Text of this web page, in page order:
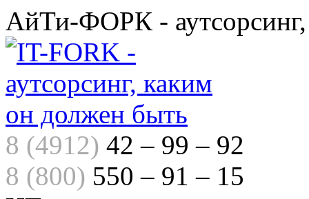
АйТи-ФОРК -
8 (4912) 42 – 99 – 92
8 (800) 550 – 91 – 15